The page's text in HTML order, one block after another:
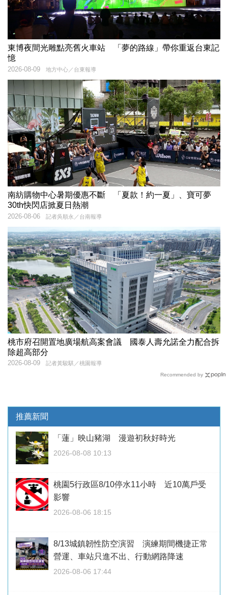
東博夜間光雕點亮舊火車站 「夢的路線」帶你重返台東記
憶
地方中心／台東報導
2026-08-09
南紡購物中心暑期優惠不斷 「夏款！約一夏」、寶可夢
30th快閃店掀夏日熱潮
記者吳順永／台南報導
2026-08-06
桃市府召開置地廣場航高案會議 國泰人壽允諾全力配合拆
除超高部分
記者黃駿騏／桃園報導
2026-08-09
Recommended by
推薦新聞
「蓮」映山豬湖 漫遊初秋好時光
2026-08-08 10:13
桃園5行政區8/10停水11小時 近10萬戶受
影響
2026-08-06 18:15
8/13城鎮韌性防空演習 演練期間機捷正常
營運、車站只進不出、行動網路降速
2026-08-06 17:44